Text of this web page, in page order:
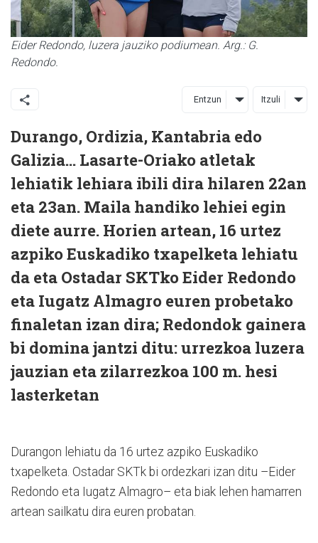
Eider Redondo, luzera jauziko podiumean. Arg.: G.
Redondo.
Entzun Itzuli
Durango, Ordizia, Kantabria edo
Galizia... Lasarte-Oriako atletak
lehiatik lehiara ibili dira hilaren 22an
eta 23an. Maila handiko lehiei egin
diete aurre. Horien artean, 16 urtez
azpiko Euskadiko txapelketa lehiatu
da eta Ostadar SKTko Eider Redondo
eta Iugatz Almagro euren probetako
finaletan izan dira; Redondok gainera
bi domina jantzi ditu: urrezkoa luzera
jauzian eta zilarrezkoa 100 m. hesi
lasterketan
Durangon lehiatu da 16 urtez azpiko Euskadiko
txapelketa. Ostadar SKTk bi ordezkari izan ditu –Eider
Redondo eta Iugatz Almagro– eta biak lehen hamarren
artean sailkatu dira euren probatan.